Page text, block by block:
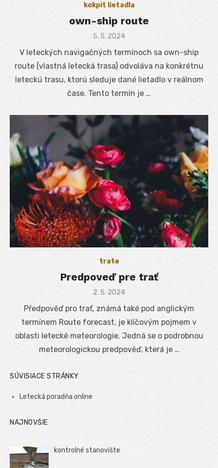
kokpit lietadla
own-ship route
Posted
5. 5. 2024
V leteckých navigačných termínoch sa own-ship
route (vlastná letecká trasa) odvoláva na konkrétnu
leteckú trasu, ktorú sleduje dané lietadlo v reálnom
čase. Tento termín je …
trate
Predpoveď pre trať
Posted
2. 5. 2024
Předpověď pro trať, známá také pod anglickým
termínem Route forecast, je klíčovým pojmem v
oblasti letecké meteorologie. Jedná se o podrobnou
meteorologickou predpověď, která je …
SÚVISIACE STRÁNKY
Letecká poradňa online
NAJNOVŠIE
kontrolné stanovište